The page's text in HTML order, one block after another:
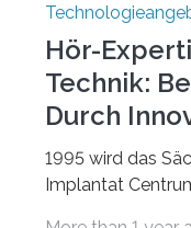
Hör-
Technik:
Durch
1995 wird das
Implantat